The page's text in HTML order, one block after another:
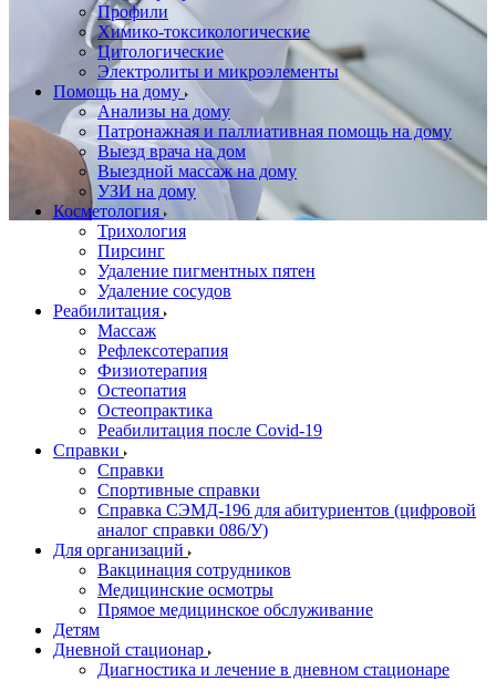
Профили
Химико-токсикологические
Цитологические
Электролиты и микроэлементы
Помощь на дому
Анализы на дому
Патронажная и паллиативная помощь на дому
Выезд врача на дом
Выездной массаж на дому
УЗИ на дому
Косметология
Трихология
Пирсинг
Удаление пигментных пятен
Удаление сосудов
Реабилитация
Массаж
Рефлексотерапия
Физиотерапия
Остеопатия
Остеопрактика
Реабилитация после Covid-19
Справки
Справки
Спортивные справки
Справка СЭМД‑196 для абитуриентов (цифровой
аналог справки 086/У)
Для организаций
Вакцинация сотрудников
Медицинские осмотры
Прямое медицинское обслуживание
Детям
Дневной стационар
Диагностика и лечение в дневном стационаре